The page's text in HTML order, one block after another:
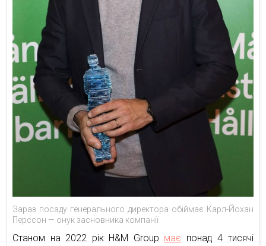
Зараз посаду генерального директора обіймає Карл-Йохан
Перссон — онук засновника компанії
Станом на 2022 рік H&M Group має понад 4 тисячі